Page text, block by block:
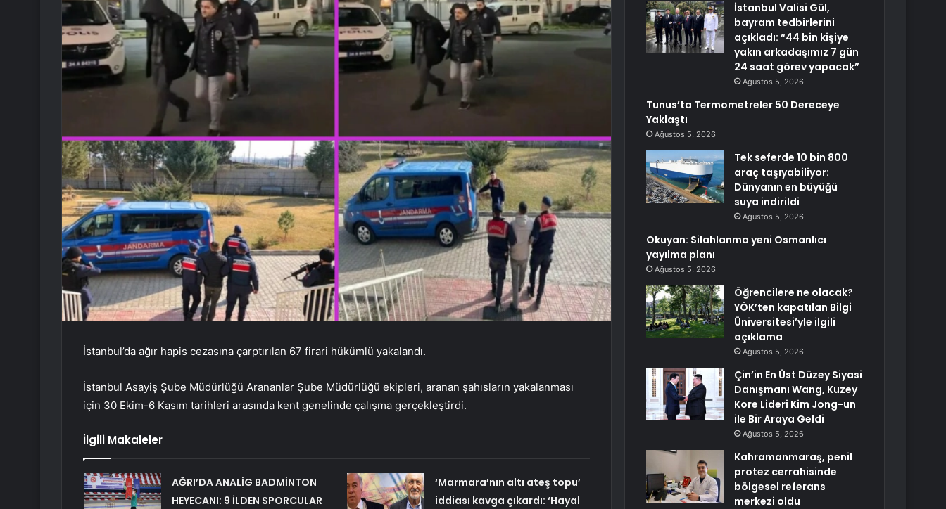
İstanbul’da ağır hapis cezasına çarptırılan 67 firari hükümlü yakalandı.
İstanbul Asayiş Şube Müdürlüğü Arananlar Şube Müdürlüğü ekipleri, aranan şahısların yakalanması
için 30 Ekim-6 Kasım tarihleri ​​arasında kent genelinde çalışma gerçekleştirdi.
İlgili Makaleler
AĞRI’DA ANALİG BADMİNTON
HEYECANI: 9 İLDEN SPORCULAR
‘Marmara’nın altı ateş topu’
iddiası kavga çıkardı: ‘Hayal
İstanbul Valisi Gül,
bayram tedbirlerini
açıkladı: “44 bin kişiye
yakın arkadaşımız 7 gün
24 saat görev yapacak”
Ağustos 5, 2026
Tunus’ta Termometreler 50 Dereceye
Yaklaştı
Ağustos 5, 2026
Tek seferde 10 bin 800
araç taşıyabiliyor:
Dünyanın en büyüğü
suya indirildi
Ağustos 5, 2026
Okuyan: Silahlanma yeni Osmanlıcı
yayılma planı
Ağustos 5, 2026
Öğrencilere ne olacak?
YÖK’ten kapatılan Bilgi
Üniversitesi’yle ilgili
açıklama
Ağustos 5, 2026
Çin’in En Üst Düzey Siyasi
Danışmanı Wang, Kuzey
Kore Lideri Kim Jong-un
ile Bir Araya Geldi
Ağustos 5, 2026
Kahramanmaraş, penil
protez cerrahisinde
bölgesel referans
merkezi oldu